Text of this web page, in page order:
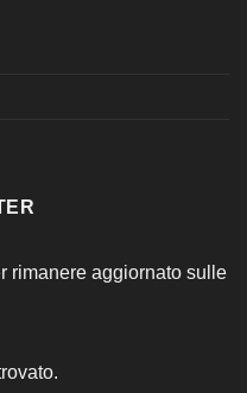
rimanere aggiornato sulle